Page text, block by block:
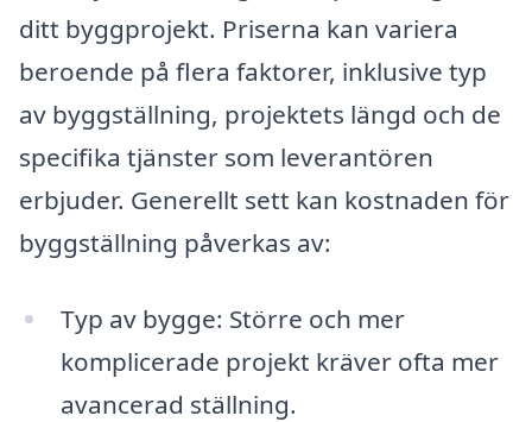
ditt byggprojekt. Priserna kan variera
beroende på flera faktorer, inklusive typ
av byggställning, projektets längd och de
specifika tjänster som leverantören
erbjuder. Generellt sett kan kostnaden för
byggställning påverkas av:
Typ av bygge: Större och mer
komplicerade projekt kräver ofta mer
avancerad ställning.